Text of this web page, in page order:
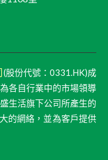
(股份代號：0331.HK)成
各自行業中的市場領導
生活旗下公司所產生的
的網絡，並為客戶提供